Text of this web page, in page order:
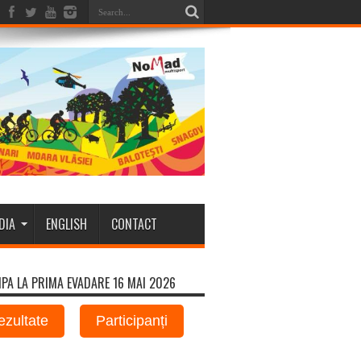
ENGLISH CONTACT
LA PRIMA EVADARE 16 MAI 2026
Participanți